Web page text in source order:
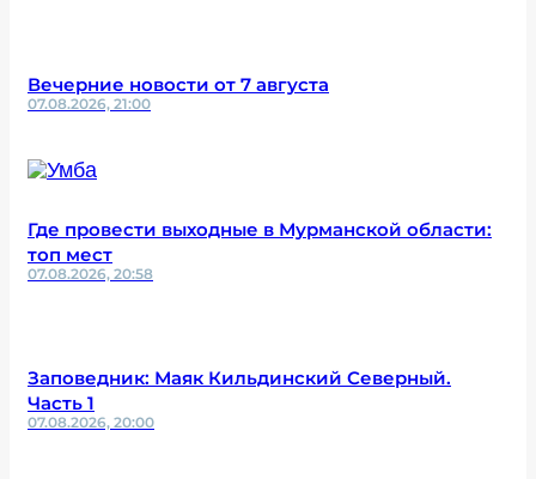
Вечерние новости от 7 августа
07.08.2026, 21:00
Где провести выходные в Мурманской области:
топ мест
07.08.2026, 20:58
Заповедник: Маяк Кильдинский Северный.
Часть 1
07.08.2026, 20:00